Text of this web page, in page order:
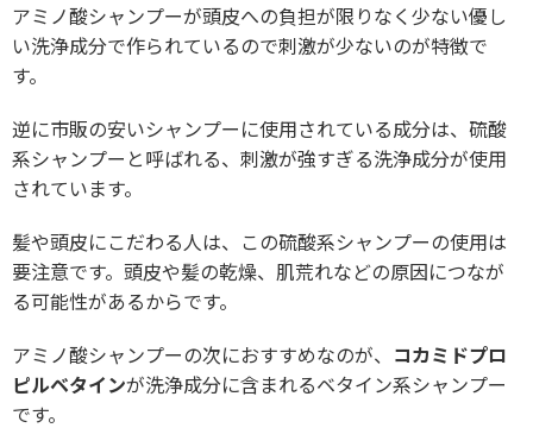
アミノ酸シャンプーが頭皮への負担が限りなく少ない優し
い洗浄成分で作られているので刺激が少ないのが特徴で
す。
逆に市販の安いシャンプーに使用されている成分は、硫酸
系シャンプーと呼ばれる、刺激が強すぎる洗浄成分が使用
されています。
髪や頭皮にこだわる人は、この硫酸系シャンプーの使用は
要注意です。頭皮や髪の乾燥、肌荒れなどの原因につなが
る可能性があるからです。
アミノ酸シャンプーの次におすすめなのが、 コカミドプロ
ピルベタインが洗浄成分に含まれるベタイン系シャンプー
です。